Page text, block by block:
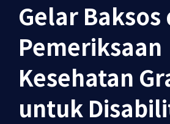
Gelar Baksos
Pemeriksaan
Kesehatan
untuk